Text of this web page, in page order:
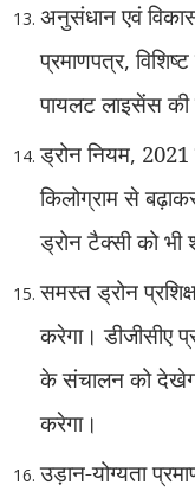
अनुसंधान एवं
प्रमाणपत्र,
पायलट लाइसेंस
ड्रोन नियम,
किलोग्राम से
ड्रोन टैक्सी को भी
समस्त ड्रोन
करेगा। डीजीसीए
के संचालन को
करेगा।
उड़ान-योग्यता